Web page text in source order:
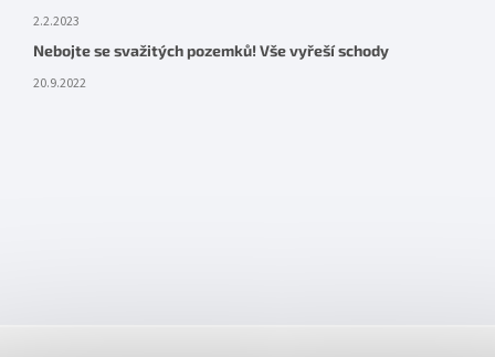
2.2.2023
Nebojte se svažitých pozemků! Vše vyřeší schody
20.9.2022